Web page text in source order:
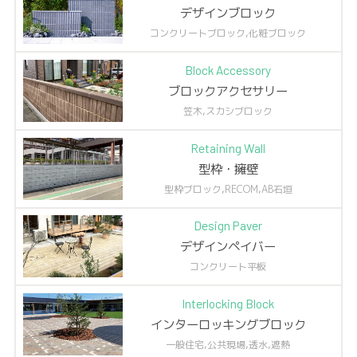
デザインブロック
コンクリートブロック,化粧ブロック
Block Accessory
ブロックアクセサリー
笠木,スカシブロック
Retaining Wall
型枠・擁壁
型枠ブロック,RECOM,AB石垣
Design Paver
デザインペイバー
コンクリート平板
Interlocking Block
インターロッキングブロック
一般住宅,公共現場,透水,遮熱